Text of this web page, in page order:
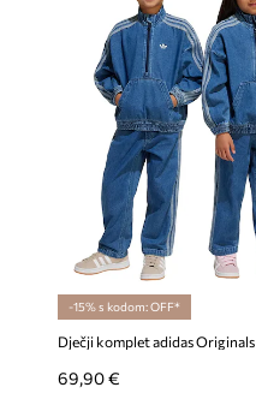
-15% s kodom: OFF*
Dječji komplet adidas Originals
69,90 €